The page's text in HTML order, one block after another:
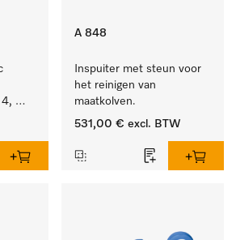
4,
A 848
Inspuiter met steun voor
het reinigen van
maatkolven.
531,00 € excl. BTW